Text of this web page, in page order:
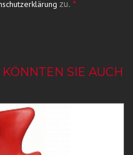
zu. *
SIE AUCH